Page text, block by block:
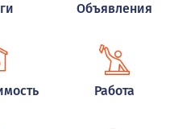
Объявления
Работа